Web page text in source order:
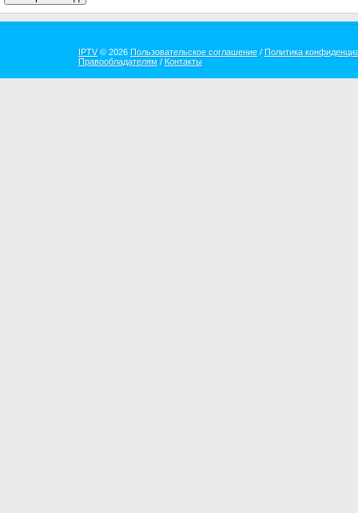
IPTV© 2026 Пользовательское соглашение / Политика
Правообладателям / Контакты